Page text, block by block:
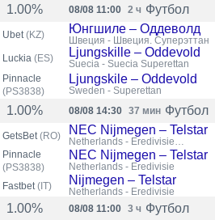
1.00%
08/08 11:00 2 ч Футбол
Ubet(KZ) Юнгшиле – Оддеволд
Швеция - Швеция. Суперэттан
Luckia (ES) Ljungskille – Oddevold
Suecia - Suecia Superettan
Pinnacle
(PS3838)
Ljungskile – Oddevold
Sweden - Superettan
1.00%
08/08 14:30 37 мин Футбол
GetsBet(RO) NEC Nijmegen – Telstar
Netherlands - Eredivisie
2026/2027
Pinnacle
(PS3838)
NEC Nijmegen – Telstar
Netherlands - Eredivisie
Fastbet(IT) Nijmegen – Telstar
Netherlands - Eredivisie
1.00%
08/08 11:00 3 ч Футбол